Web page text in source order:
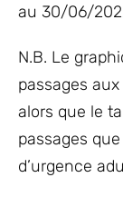
au 30/06/
N.B. Le
passages
alors que le
passages
d’urgence